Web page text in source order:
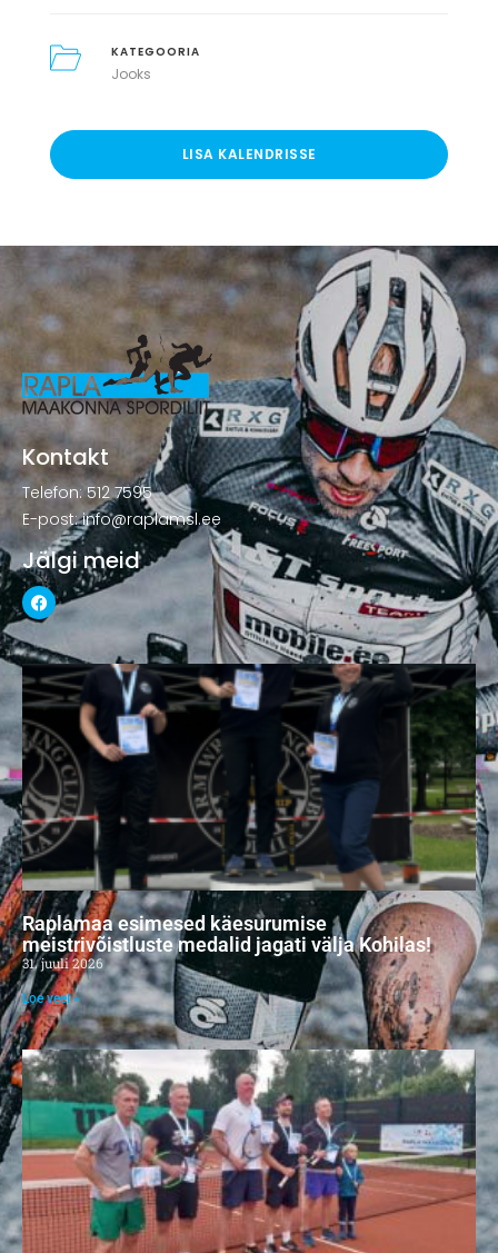
KATEGOORIA
Jooks
LISA KALENDRISSE
Kontakt
Telefon: 512 7595
E-post: info@raplamsl.ee
Jälgi meid
Raplamaa esimesed käesurumise
meistrivõistluste medalid jagati välja Kohilas!
31. juuli 2026
Loe veel »